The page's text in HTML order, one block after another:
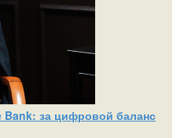
Bank: за цифровой баланс